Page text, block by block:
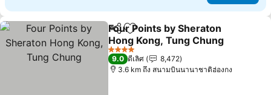
แชร์ เพิ่มในรายการโปรด
Four Points by Sheraton
Hong Kong, Tung Chung
ดูราคา
4 ดาว
9.0 ดีเลิศ
8,472
3.6 km ถึง สนามบินนานาชาติฮ่องกง